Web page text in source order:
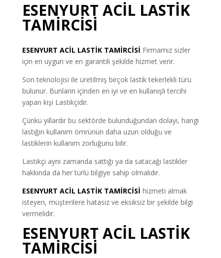
ESENYURT ACİL LASTİK
TAMİRCİSİ
ESENYURT ACİL LASTİK TAMİRCİSİ Firmamız sizler
için en uygun ve en garantili şekilde hizmet verir.
Son teknolojisi ile üretilmiş birçok lastik tekerlekli türü
bulunur. Bunların içinden en iyi ve en kullanışlı tercihi
yapan kişi Lastikçidir.
Çünkü yıllardır bu sektörde bulunduğundan dolayı, hangi
lastiğin kullanım ömrünün daha uzun olduğu ve
lastiklerin kullanım zorluğunu bilir.
Lastikçi aynı zamanda sattığı ya da satacağı lastikler
hakkında da her türlü bilgiye sahip olmalıdır.
ESENYURT ACİL LASTİK TAMİRCİSİ hizmeti almak
isteyen, müşterilere hatasız ve eksiksiz bir şekilde bilgi
vermelidir.
ESENYURT ACİL LASTİK
TAMİRCİSİ